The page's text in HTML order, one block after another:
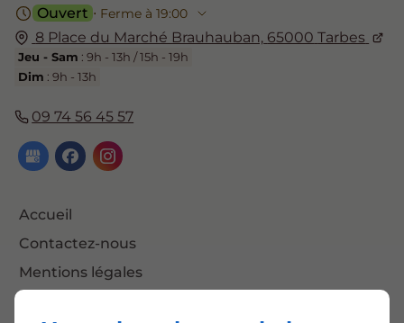
Ouvert ⋅ Ferme à 19:00
8 Place du Marché Brauhauban, 65000 Tarbes
Jeu - Sam : 9h - 13h / 15h - 19h
Dim : 9h - 13h
09 74 56 45 57
Accueil
Contactez-nous
Mentions légales